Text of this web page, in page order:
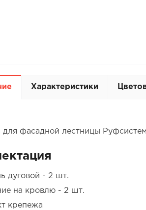
Характеристики
для фасадной лестницы
дуговой - 2 шт.
на кровлю - 2 шт.
крепежа